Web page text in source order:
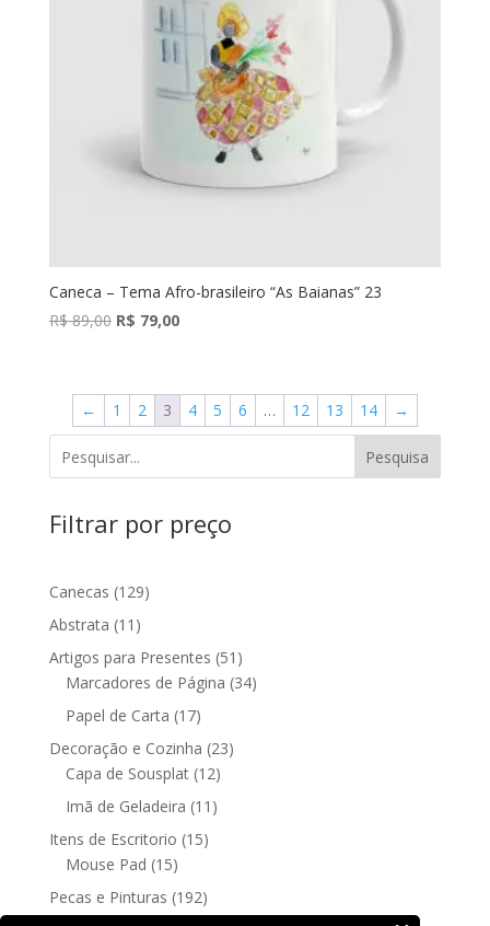
Caneca – Tema Afro-brasileiro “As Baianas” 23
R$89,00 O
era:
R$ 89,00.
R$ 79,00O
é:
R$ 79,00.
← 1 2 3 4 5 6 … 12 13 14 →
Pesquisa
Filtrar por preço
Canecas 129129
Abstrata 11 11
produtos
Artigos para Presentes 51 51
produtos
Marcadores de Página 3434
Papel de Carta 1717
produtos
Decoração e Cozinha 2323
Capa de Sousplat 1212
produtos
Imã de Geladeira 11 11
Itens de Escritorio 1515
Mouse Pad 1515
produtos
Pecas e Pinturas 192192
produtos
192